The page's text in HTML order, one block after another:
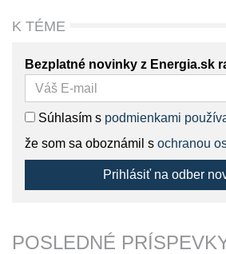
K TÉME
Bezplatné novinky z Energia.sk
Súhlasím s podmienkami
že som sa oboznámil s ochranou
Prihlásiť na odber
POSLEDNÉ